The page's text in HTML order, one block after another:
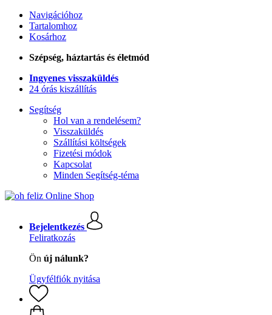
Navigációhoz
Tartalomhoz
Kosárhoz
Szépség, háztartás és életmód
Ingyenes visszaküldés
24 órás kiszállítás
Segítség
Hol van a rendelésem?
Visszaküldés
Szállítási költségek
Fizetési módok
Kapcsolat
Minden Segítség-téma
Bejelentkezés
Feliratkozás
Ön új nálunk?
Ügyfélfiók nyitása